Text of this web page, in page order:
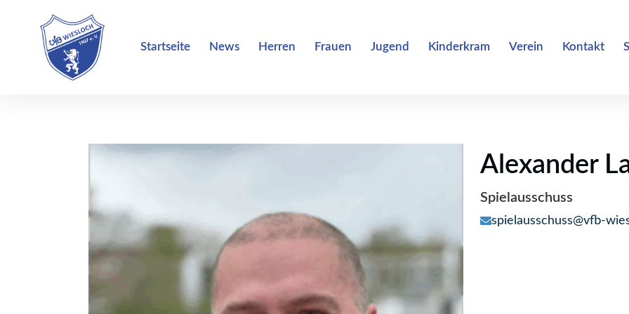
wechseln
Startseite
News Herren Frauen Jugend Kinderkram Verein Kontakt
Alexander
Spielausschuss
spielausschuss@vfb-